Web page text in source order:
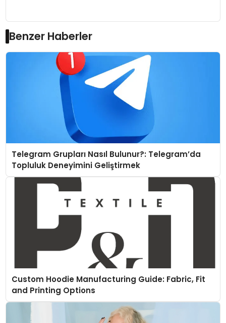
Benzer Haberler
Telegram Grupları Nasıl Bulunur?: Telegram’da
Topluluk Deneyimini Geliştirmek
Custom Hoodie Manufacturing Guide: Fabric, Fit
and Printing Options